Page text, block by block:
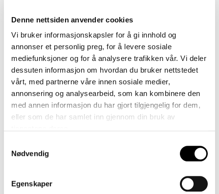
Denne nettsiden anvender cookies
Vi bruker informasjonskapsler for å gi innhold og
annonser et personlig preg, for å levere sosiale
mediefunksjoner og for å analysere trafikken vår. Vi deler
dessuten informasjon om hvordan du bruker nettstedet
vårt, med partnerne våre innen sosiale medier,
annonsering og analysearbeid, som kan kombinere den
med annen informasjon du har gjort tilgjengelig for dem,
eller som de har samlet inn gjennom din bruk av
Nødvendig
Egenskaper
Produktinformasjon
Nedlastning (Bilder)
Fargepalett